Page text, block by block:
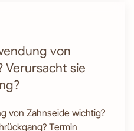
von
Verursacht sie
von Zahnseide wichtig?
Termin